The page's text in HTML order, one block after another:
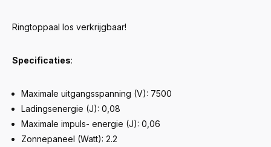
Ringtoppaal los verkrijgbaar!
Specificaties:
Maximale uitgangsspanning (V): 7500
Ladingsenergie (J): 0,08
Maximale impuls- energie (J): 0,06
Zonnepaneel (Watt): 2.2